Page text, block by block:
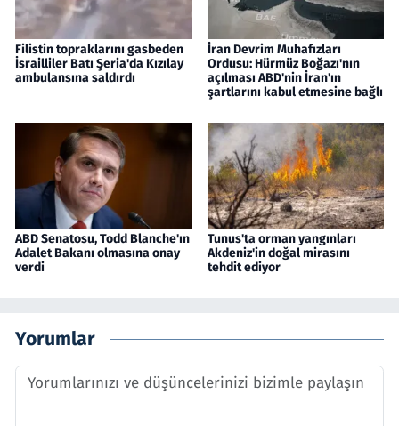
Filistin topraklarını gasbeden
İsrailliler Batı Şeria'da Kızılay
ambulansına saldırdı
İran Devrim Muhafızları
Ordusu: Hürmüz Boğazı'nın
açılması ABD'nin İran'ın
şartlarını kabul etmesine bağlı
ABD Senatosu, Todd Blanche'ın
Adalet Bakanı olmasına onay
verdi
Tunus'ta orman yangınları
Akdeniz'in doğal mirasını
tehdit ediyor
Yorumlar